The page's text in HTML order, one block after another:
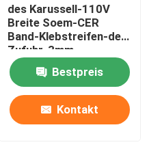
des Karussell-110V
Breite Soem-CER
Band-Klebstreifen-der
Zufuhr-3mm
Bestpreis
Kontakt